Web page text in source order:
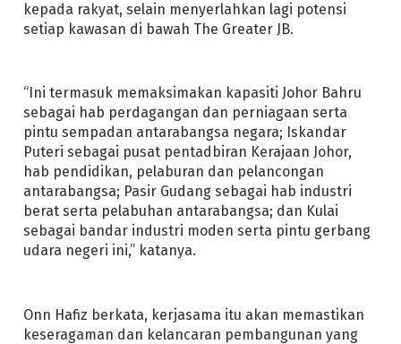
kepada rakyat, selain menyerlahkan lagi potensi
setiap kawasan di bawah The Greater JB.
“Ini termasuk memaksimakan kapasiti Johor Bahru
sebagai hab perdagangan dan perniagaan serta
pintu sempadan antarabangsa negara; Iskandar
Puteri sebagai pusat pentadbiran Kerajaan Johor,
hab pendidikan, pelaburan dan pelancongan
antarabangsa; Pasir Gudang sebagai hab industri
berat serta pelabuhan antarabangsa; dan Kulai
sebagai bandar industri moden serta pintu gerbang
udara negeri ini,” katanya.
Onn Hafiz berkata, kerjasama itu akan memastikan
keseragaman dan kelancaran pembangunan yang